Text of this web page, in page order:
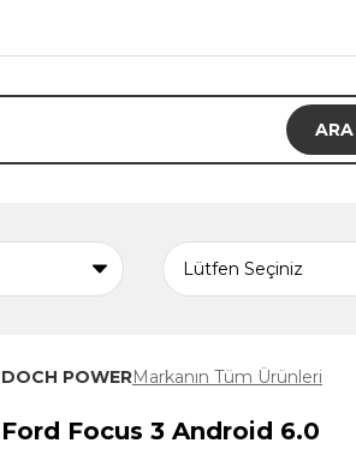
ARA
DOCH POWERMarkanın Tüm Ürünleri
Ford Focus 3 Android 6.0